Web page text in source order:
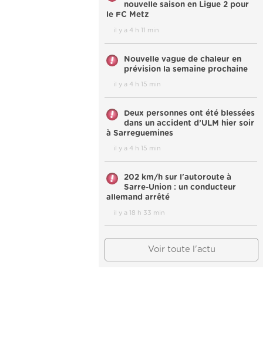
nouvelle saison en Ligue 2 pour
le FC Metz
il y a 4 h 11 min
Nouvelle vague de chaleur en
prévision la semaine prochaine
il y a 4 h 15 min
Deux personnes ont été blessées
dans un accident d’ULM hier soir
à Sarreguemines
il y a 4 h 15 min
202 km/h sur l'autoroute à
Sarre-Union : un conducteur
allemand arrêté
il y a 18 h 33 min
Voir toute l'actu